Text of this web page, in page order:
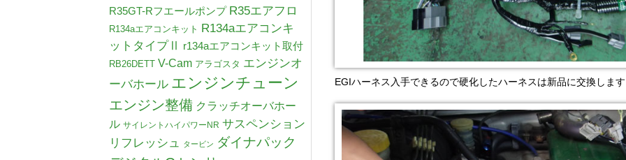
EGIハーネス入手できるので硬化したハーネスは新品に交換しま
R35GT-Rフエールポンプ R35エアフロ
R134aエアコンキット R134aエアコンキ
ットタイプⅡ
r134aエアコンキット取付
RB26DETT V-Cam アラゴスタ エンジンオ
ーバホール エンジンチューン
エンジン整備 クラッチオーバホー
ル サイレントハイパワーNR サスペンション
リフレッシュ
タービン ダイナパック